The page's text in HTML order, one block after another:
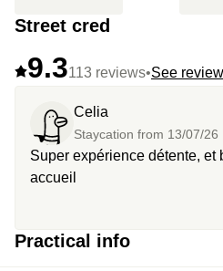
Street cred
9.3113 reviews•See
Celia
Staycation from 13/07/26
Super expérience détente, et
accueil
Practical info